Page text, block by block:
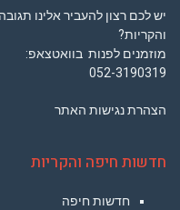
יש לכם רצון להעביר אלינו
והקריות?
מוזמנים לפנות בוואטצאפ:
052-3190319
הצהרת נגישות האתר
חדשות חיפה והקריות
חדשות חיפה